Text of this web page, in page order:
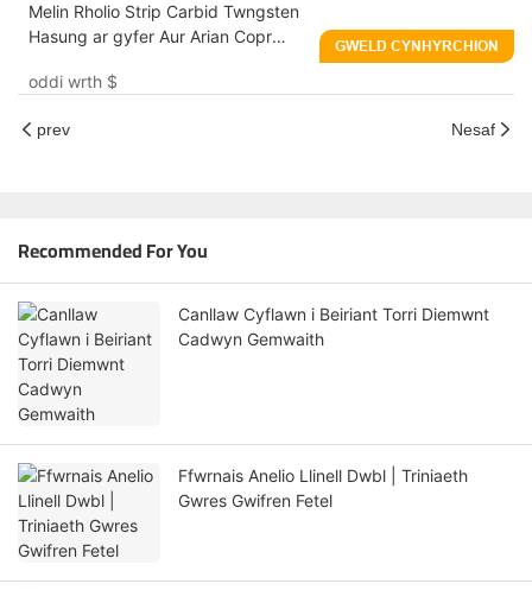
Melin Rholio Strip Carbid Twngsten
Hasung ar gyfer Aur Arian Copr
oddi wrth $
GWELD CYNHYRCHION
prev Nesaf
Recommended For You
Canllaw Cyflawn i Beiriant Torri Diemwnt
Cadwyn Gemwaith
Ffwrnais Anelio Llinell Dwbl | Triniaeth
Gwres Gwifren Fetel